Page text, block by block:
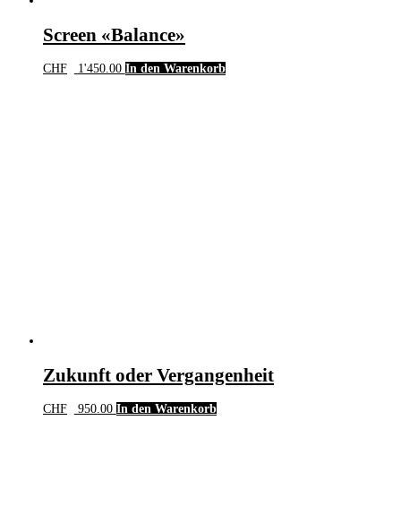
Screen «Balance»
CHF 1'450.00 In den Warenkorb
Zukunft oder Vergangenheit
CHF 950.00 In den Warenkorb